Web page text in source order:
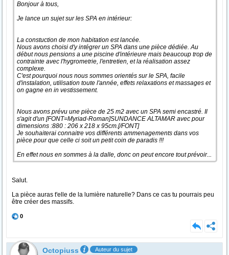
Bonjour à tous,
Je lance un sujet sur les SPA en intérieur:
La constuction de mon habitation est lancée.
Nous avons choisi d'y intégrer un SPA dans une pièce dédiée. Au
début nous pensions a une piscine d'intérieure mais beaucoup trop de
contrainte avec l'hygrometrie, l'entretien, et la réalisation assez
complexe.
C'est pourquoi nous nous sommes orientés sur le SPA, facile
d'instalation, utilisation toute l'année, effets relaxations et massages et
on gagne en in vestissement.
Nous avons prévu une pièce de 25 m2 avec un SPA semi encastré. Il
s'agit d'un [FONT=Myriad-Roman]SUNDANCE ALTAMAR avec pour
dimensions :880 : 206 x 218 x 95cm.[/FONT]
Je souhaiterai connaitre vos différents ammenagements dans vos
pièce pour que celle ci soit un petit coin de paradis !!!
En effet nous en sommes à la dalle, donc on peut encore tout prévoir...
Salut.
La pièce auras t'elle de la lumière naturelle? Dans ce cas tu pourrais peu
être créer des massifs.
0
Octopiuss Auteur du sujet